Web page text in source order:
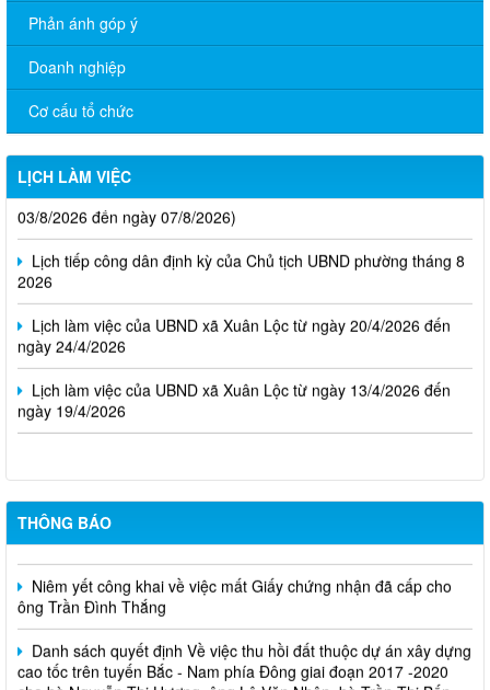
Phản ánh góp ý
Doanh nghiệp
Cơ cấu tổ chức
LỊCH LÀM VIỆC
Thông báo Lịch làm việc của UBND phường Xuân Lộc (Từ ngày
03/8/2026 đến ngày 07/8/2026)
Lịch tiếp công dân định kỳ của Chủ tịch UBND phường tháng 8
2026
Lịch làm việc của UBND xã Xuân Lộc từ ngày 20/4/2026 đến
ngày 24/4/2026
Lịch làm việc của UBND xã Xuân Lộc từ ngày 13/4/2026 đến
ngày 19/4/2026
THÔNG BÁO
Cuộc thi trực tuyến tìm hiểu pháp luật năm 2026.
Niêm yết công khai về việc mất Giấy chứng nhận đã cấp cho
ông Trần Đình Thắng
Danh sách quyết định Về việc thu hồi đất thuộc dự án xây dựng
cao tốc trên tuyến Bắc - Nam phía Đông giai đoạn 2017 -2020
cho bà Nguyễn Thị Hương, ông Lê Văn Nhân, bà Trần Thị Bốn,...